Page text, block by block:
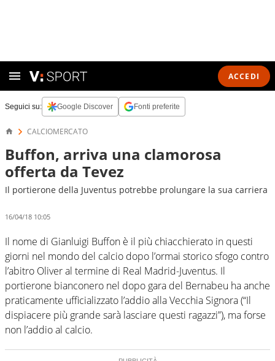
ACCEDI
Seguici su: Google Discover Fonti preferite
CALCIOMERCATO
Buffon, arriva una clamorosa
offerta da Tevez
Il portierone della Juventus potrebbe prolungare la sua carriera
16/04/18 10:05
Il nome di Gianluigi Buffon è il più chiacchierato in questi
giorni nel mondo del calcio dopo l’ormai storico sfogo contro
l’abitro Oliver al termine di Real Madrid-Juventus. Il
portierone bianconero nel dopo gara del Bernabeu ha anche
praticamente ufficializzato l’addio alla Vecchia Signora (“Il
dispiacere più grande sarà lasciare questi ragazzi”), ma forse
non l’addio al calcio.